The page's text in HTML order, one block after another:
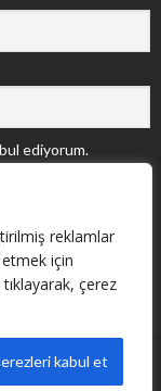
reklamlar
için
çerez
kabul et
ediyorum.
Powered by